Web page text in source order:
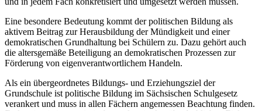
Eine besondere Bedeutung kommt der politischen Bildung als
aktivem Beitrag zur Herausbildung der Mündigkeit und einer
demokratischen Grundhaltung bei Schülern zu. Dazu gehört auch
die altersgemäße Beteiligung an demokratischen Prozessen zur
Förderung von eigenverantwortlichem Handeln.
Als ein übergeordnetes Bildungs- und Erziehungsziel der
Grundschule ist politische Bildung im Sächsischen Schulgesetz
verankert und muss in allen Fächern angemessen Beachtung finden.